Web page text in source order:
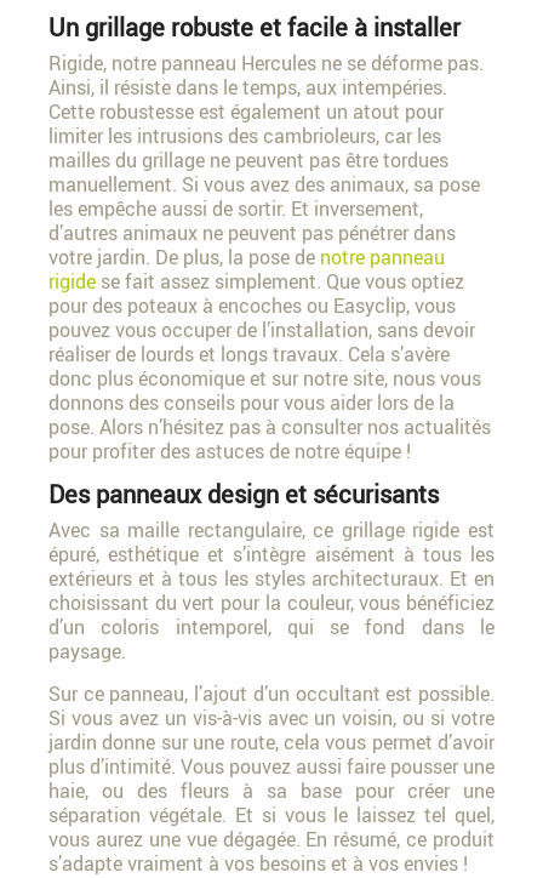
Un grillage robuste et facile à installer
Rigide, notre panneau Hercules ne se déforme pas.
Ainsi, il résiste dans le temps, aux intempéries.
Cette robustesse est également un atout pour
limiter les intrusions des cambrioleurs, car les
mailles du grillage ne peuvent pas être tordues
manuellement. Si vous avez des animaux, sa pose
les empêche aussi de sortir. Et inversement,
d’autres animaux ne peuvent pas pénétrer dans
votre jardin. De plus, la pose de notre panneau
rigide se fait assez simplement. Que vous optiez
pour des poteaux à encoches ou Easyclip, vous
pouvez vous occuper de l’installation, sans devoir
réaliser de lourds et longs travaux. Cela s’avère
donc plus économique et sur notre site, nous vous
donnons des conseils pour vous aider lors de la
pose. Alors n’hésitez pas à consulter nos actualités
pour profiter des astuces de notre équipe !
Des panneaux design et sécurisants
Avec sa maille rectangulaire, ce grillage rigide est
épuré, esthétique et s’intègre aisément à tous les
extérieurs et à tous les styles architecturaux. Et en
choisissant du vert pour la couleur, vous bénéficiez
d’un coloris intemporel, qui se fond dans le
paysage.
Sur ce panneau, l’ajout d’un occultant est possible.
Si vous avez un vis-à-vis avec un voisin, ou si votre
jardin donne sur une route, cela vous permet d’avoir
plus d’intimité. Vous pouvez aussi faire pousser une
haie, ou des fleurs à sa base pour créer une
séparation végétale. Et si vous le laissez tel quel,
vous aurez une vue dégagée. En résumé, ce produit
s’adapte vraiment à vos besoins et à vos envies !